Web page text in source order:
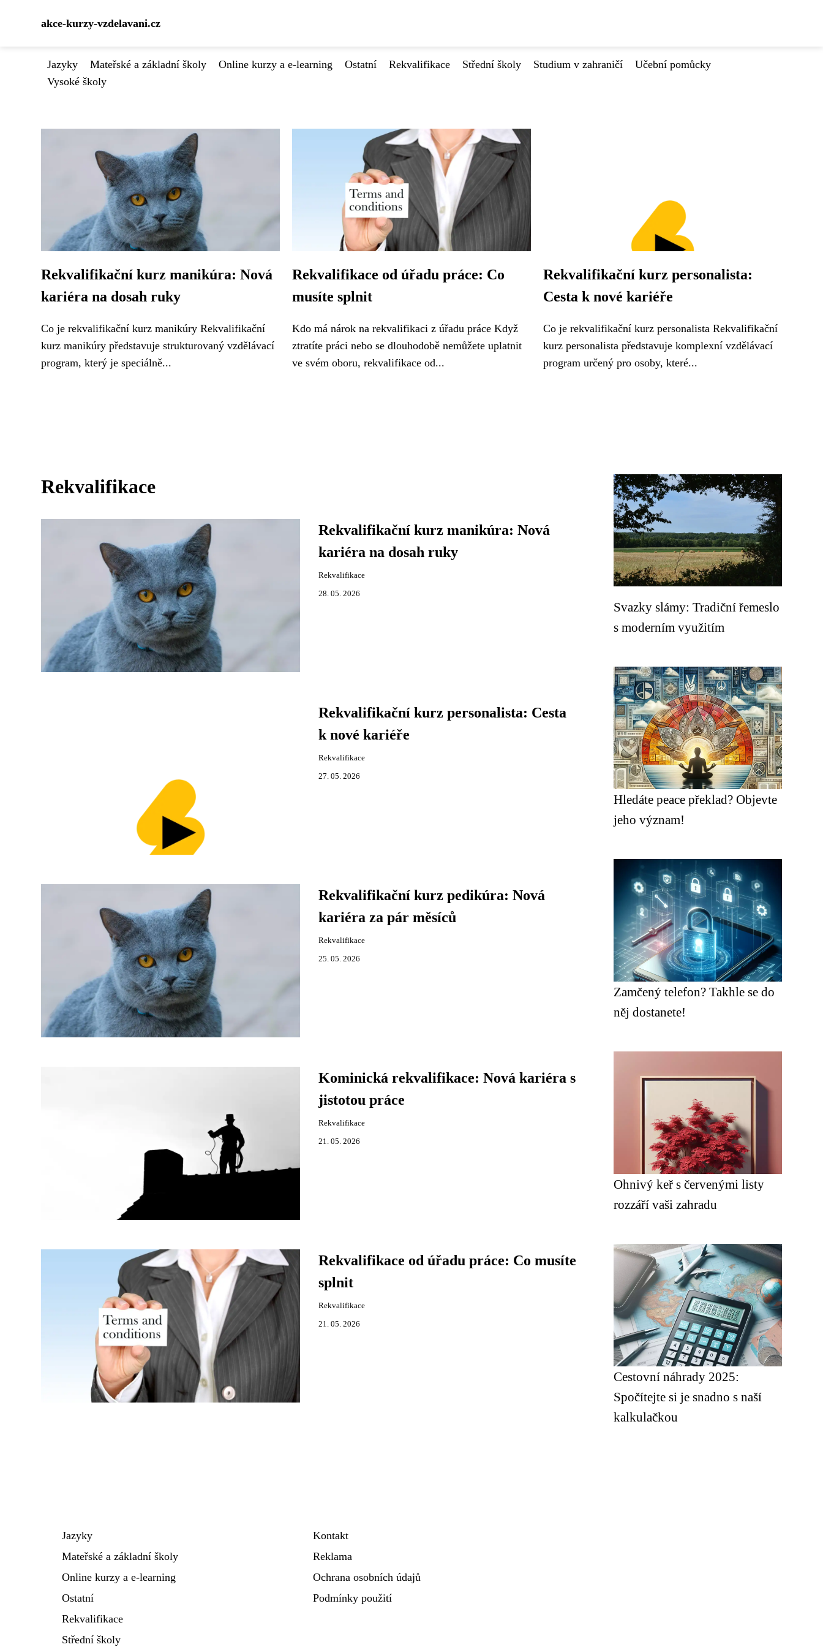
akce-kurzy-vzdelavani.cz
Jazyky Mateřské a základní školy Online kurzy a e-learning Ostatní Rekvalifikace Střední školy Studium v zahraničí
Učební pomůcky
Vysoké školy
Rekvalifikační kurz manikúra: Nová
kariéra na dosah ruky
Co je rekvalifikační kurz manikúry Rekvalifikační
kurz manikúry představuje strukturovaný vzdělávací
program, který je speciálně...
Rekvalifikace od úřadu práce: Co
musíte splnit
Kdo má nárok na rekvalifikaci z úřadu práce Když
ztratíte práci nebo se dlouhodobě nemůžete uplatnit
ve svém oboru, rekvalifikace od...
Rekvalifikační kurz personalista:
Cesta k nové kariéře
Co je rekvalifikační kurz personalista Rekvalifikační
kurz personalista představuje komplexní vzdělávací
program určený pro osoby, které...
Rekvalifikace
Rekvalifikační kurz manikúra: Nová
kariéra na dosah ruky
Rekvalifikace
28. 05. 2026
Rekvalifikační kurz personalista: Cesta
k nové kariéře
Rekvalifikace
27. 05. 2026
Rekvalifikační kurz pedikúra: Nová
kariéra za pár měsíců
Rekvalifikace
25. 05. 2026
Kominická rekvalifikace: Nová kariéra s
jistotou práce
Rekvalifikace
21. 05. 2026
Rekvalifikace od úřadu práce: Co musíte
splnit
Rekvalifikace
21. 05. 2026
Svazky slámy: Tradiční řemeslo
s moderním využitím
Hledáte peace překlad? Objevte
jeho význam!
Zamčený telefon? Takhle se do
něj dostanete!
Ohnivý keř s červenými listy
rozzáří vaši zahradu
Cestovní náhrady 2025:
Spočítejte si je snadno s naší
kalkulačkou
Jazyky
Mateřské a základní školy
Online kurzy a e-learning
Ostatní
Rekvalifikace
Střední školy
Kontakt
Reklama
Ochrana osobních údajů
Podmínky použití